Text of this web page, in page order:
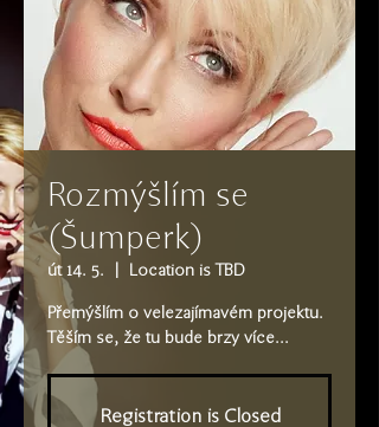
Rozmýšlím se
(Šumperk)
út 14. 5. Location is TBD
Přemýšlím o velezajímavém projektu.
Těším se, že tu bude brzy více...
Registration is Closed